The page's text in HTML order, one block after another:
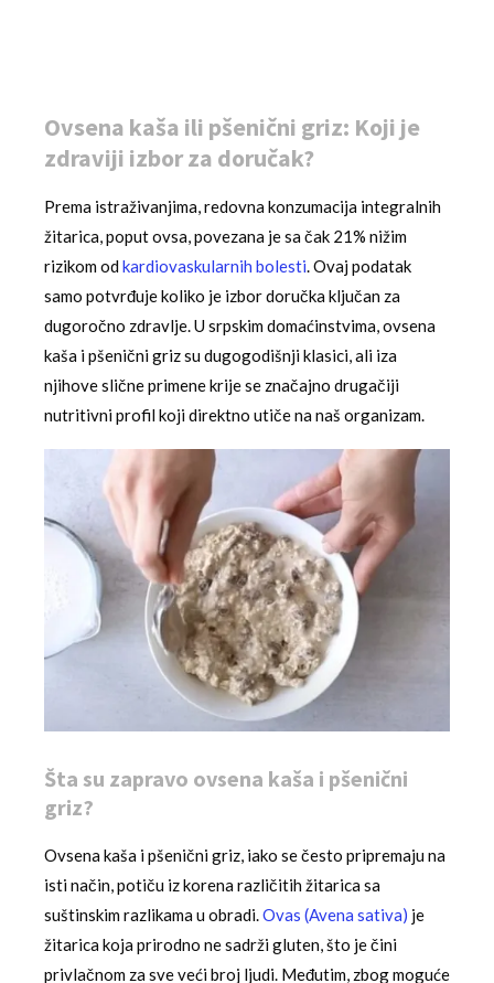
Ovsena kaša ili pšenični griz: Koji je
zdraviji izbor za doručak?
Prema istraživanjima, redovna konzumacija integralnih
žitarica, poput ovsa, povezana je sa čak 21% nižim
rizikom odkardiovaskularnih bolesti. Ovaj podatak
samo potvrđuje koliko je izbor doručka ključan za
dugoročno zdravlje. U srpskim domaćinstvima, ovsena
kaša i pšenični griz su dugogodišnji klasici, ali iza
njihove slične primene krije se značajno drugačiji
nutritivni profil koji direktno utiče na naš organizam.
Šta su zapravo ovsena kaša i pšenični
griz?
Ovsena kaša i pšenični griz, iako se često pripremaju na
isti način, potiču iz korena različitih žitarica sa
suštinskim razlikama u obradi.Ovas (Avena sativa) je
žitarica koja prirodno ne sadrži gluten, što je čini
privlačnom za sve veći broj ljudi. Međutim, zbog moguće